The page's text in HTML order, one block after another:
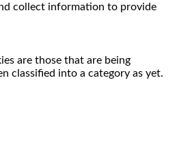
collect information to provide
are those that are being
classified into a category as yet.